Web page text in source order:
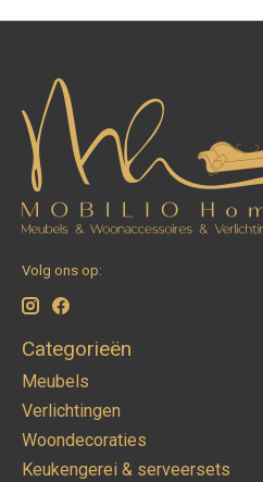
Volg ons op:
Categorieën
Meubels
Verlichtingen
Woondecoraties
Keukengerei & serveersets